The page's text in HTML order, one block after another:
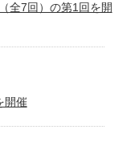
全7回）の第1回を開
開催